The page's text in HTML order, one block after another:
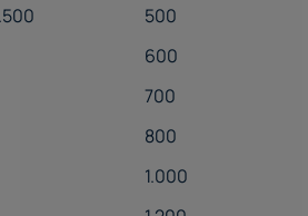
(+5%)
500
600
700
800
1.000